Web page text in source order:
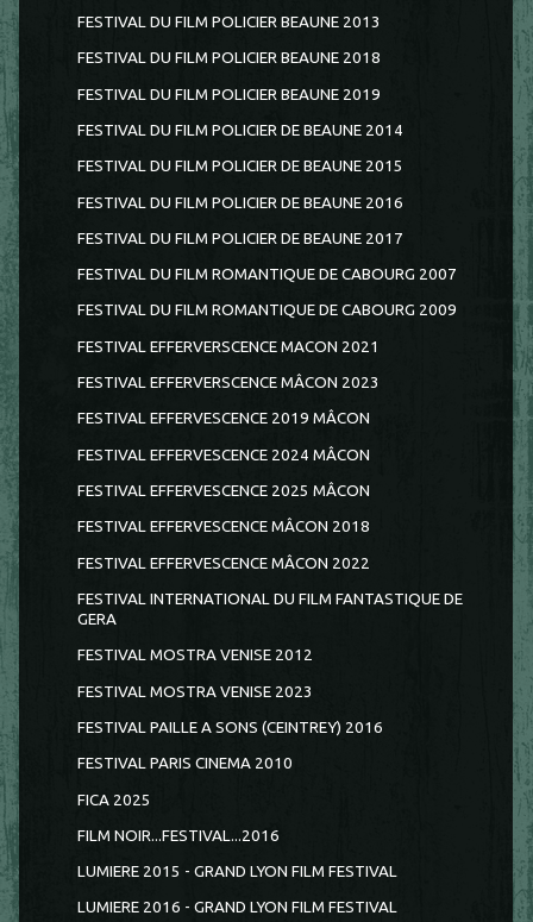
FESTIVAL DU FILM POLICIER BEAUNE 2013
FESTIVAL DU FILM POLICIER BEAUNE 2018
FESTIVAL DU FILM POLICIER BEAUNE 2019
FESTIVAL DU FILM POLICIER DE BEAUNE 2014
FESTIVAL DU FILM POLICIER DE BEAUNE 2015
FESTIVAL DU FILM POLICIER DE BEAUNE 2016
FESTIVAL DU FILM POLICIER DE BEAUNE 2017
FESTIVAL DU FILM ROMANTIQUE DE CABOURG 2007
FESTIVAL DU FILM ROMANTIQUE DE CABOURG 2009
FESTIVAL EFFERVERSCENCE MACON 2021
FESTIVAL EFFERVERSCENCE MÂCON 2023
FESTIVAL EFFERVESCENCE 2019 MÂCON
FESTIVAL EFFERVESCENCE 2024 MÂCON
FESTIVAL EFFERVESCENCE 2025 MÂCON
FESTIVAL EFFERVESCENCE MÂCON 2018
FESTIVAL EFFERVESCENCE MÂCON 2022
FESTIVAL INTERNATIONAL DU FILM FANTASTIQUE DE
GERA
FESTIVAL MOSTRA VENISE 2012
FESTIVAL MOSTRA VENISE 2023
FESTIVAL PAILLE A SONS (CEINTREY) 2016
FESTIVAL PARIS CINEMA 2010
FICA 2025
FILM NOIR...FESTIVAL...2016
LUMIERE 2015 - GRAND LYON FILM FESTIVAL
LUMIERE 2016 - GRAND LYON FILM FESTIVAL